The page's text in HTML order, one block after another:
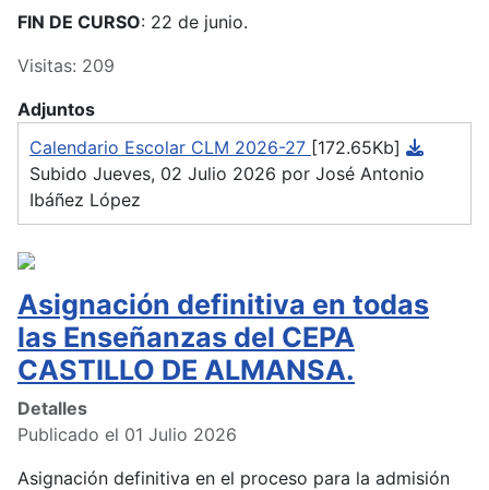
FIN DE CURSO: 22 de junio.
Visitas: 209
Adjuntos
Calendario Escolar CLM 2026-27 [172.65Kb]
Subido Jueves, 02 Julio 2026 por José Antonio
Ibáñez López
Asignación definitiva en todas
las Enseñanzas del CEPA
CASTILLO DE ALMANSA.
Detalles
Publicado el 01 Julio 2026
Asignación definitiva en el proceso para la admisión